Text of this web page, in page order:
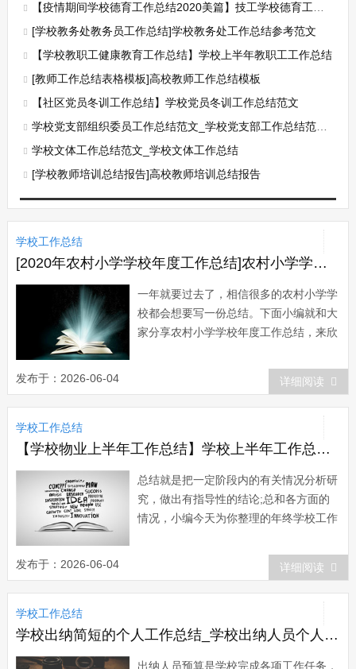
【疫情期间学校德育工作总结2020美篇】技工学校德育工作总结3篇
[学校教务处教务员工作总结]学校教务处工作总结参考范文
【学校教职工健康教育工作总结】学校上半年教职工工作总结
[教师工作总结表格模板]高校教师工作总结模板
【社区党员冬训工作总结】学校党员冬训工作总结范文
学校党支部组织委员工作总结范文_学校党支部工作总结范文精选
学校文体工作总结范文_学校文体工作总结
[学校教师培训总结报告]高校教师培训总结报告
学校工作总结
[2020年农村小学学校年度工作总结]农村小学学校年度工作总结
一年就要过去了，相信很多的农村小学学
校都会想要写一份总结。下面小编就和大
家分享农村小学学校年度工作总结，来欣
结 一年来，全校师生在上级部门的有
力领导下，我校的校园建设焕然一新，师
生面貌和精神状态也更加振奋，教育教学
更加规范化和科学化，各项管理也更加有
章可循，...
发布于：2026-06-04 详细阅读
学校工作总结
【学校物业上半年工作总结】学校上半年工作总结3篇
总结就是把一定阶段内的有关情况分析研
究，做出有指导性的结论;总和各方面的
情况，小编今天为你整理的年终学校工作
结一 一学期的工作在紧张、忙碌又轻
松愉快的氛围中过去了。总的来说，本学
期大家虽忙忙碌碌但也硕果累累。回顾本
学期的工作，我校全体师生在教育局及镇
政府的正...
发布于：2026-06-04 详细阅读
学校工作总结
学校出纳简短的个人工作总结_学校出纳人员个人工作总结
出纳人员预算是学校完成各项工作任务，